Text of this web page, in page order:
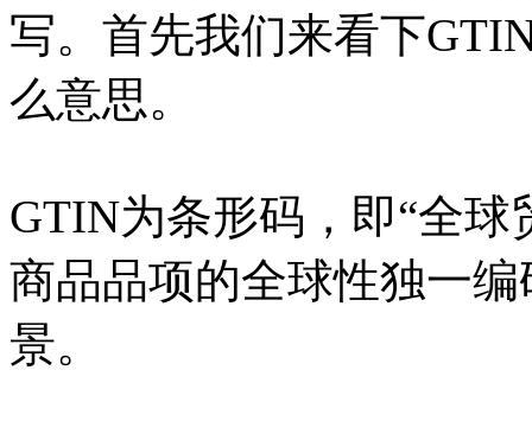
写。首先我们来看下
么意思。
GTIN为条形码，即“全
商品品项的全球性独一
景。